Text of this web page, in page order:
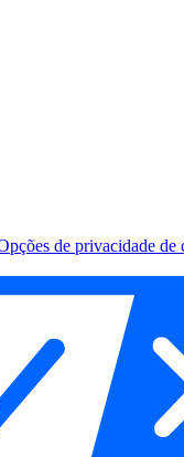
de privacidade de